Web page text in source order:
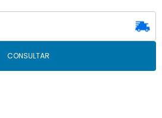
CONSULTAR